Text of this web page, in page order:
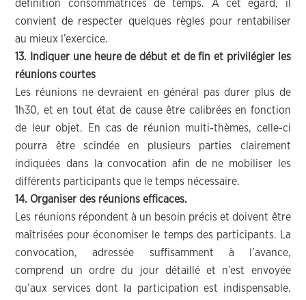
définition consommatrices de temps. A cet égard, il
convient de respecter quelques règles pour rentabiliser
au mieux l’exercice.
13. Indiquer une heure de début et de fin et privilégier les
réunions courtes
Les réunions ne devraient en général pas durer plus de
1h30, et en tout état de cause être calibrées en fonction
de leur objet. En cas de réunion multi-thèmes, celle-ci
pourra être scindée en plusieurs parties clairement
indiquées dans la convocation afin de ne mobiliser les
différents participants que le temps nécessaire.
14. Organiser des réunions efficaces.
Les réunions répondent à un besoin précis et doivent être
maîtrisées pour économiser le temps des participants. La
convocation, adressée suffisamment à l’avance,
comprend un ordre du jour détaillé et n’est envoyée
qu’aux services dont la participation est indispensable.